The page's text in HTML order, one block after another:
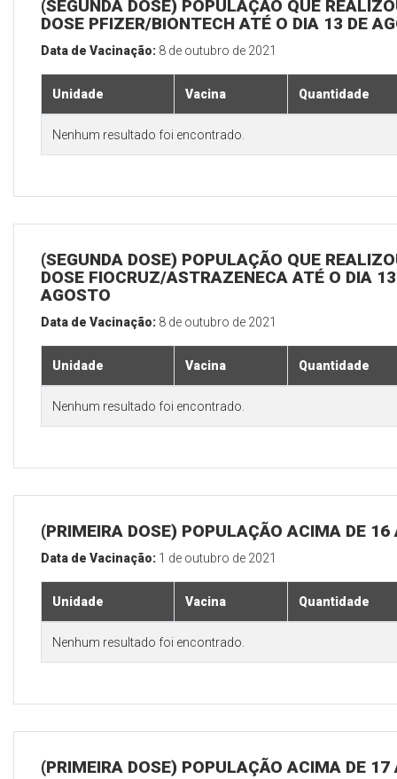
(SEGUNDA DOSE) POPULAÇÃO QUE
DOSE PFIZER/BIONTECH ATÉ O DIA 13 DE
Data de Vacinação: 8 de outubro de 2021
Unidade Vacina Quantidade
Nenhum resultado foi encontrado.
(SEGUNDA DOSE) POPULAÇÃO QUE
DOSE FIOCRUZ/ASTRAZENECA ATÉ O DIA
AGOSTO
Data de Vacinação: 8 de outubro de 2021
Unidade Vacina Quantidade
Nenhum resultado foi encontrado.
(PRIMEIRA DOSE) POPULAÇÃO ACIMA DE 16
Data de Vacinação: 1 de outubro de 2021
Unidade Vacina Quantidade
Nenhum resultado foi encontrado.
(PRIMEIRA DOSE) POPULAÇÃO ACIMA DE 17